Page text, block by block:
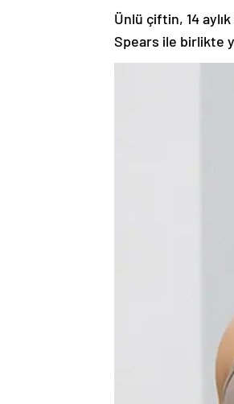
Ünlü çiftin, 14 aylık
Spears ile birlikte